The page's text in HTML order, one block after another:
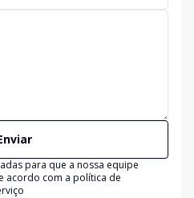
para que a nossa equipe
acordo com a política de